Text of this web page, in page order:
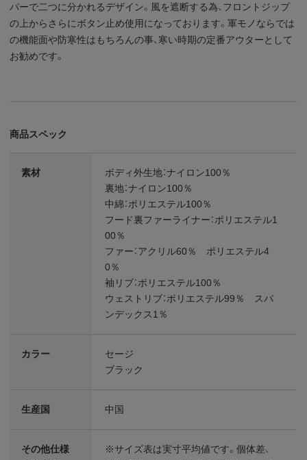
パーで二つに分かれるデザイン。風を遮断する為、フロントジップ
の上からさらにボタン止め使用になっております。軍モノならでは
の機能面や防寒性はもちろんの事、寒い時期の定番アウターとして
お勧めです。
商品スペック
素材
ボディ外生地：ナイロン100％
裏地：ナイロン100％
中綿：ポリエステル100％
フード裏ファーライナー：ポリエステル1
00％
ファー：アクリル60％ ポリエステル4
0％
袖リブ：ポリエステル100％
ウェストリブ：ポリエステル99％ スパ
ンデックス1％
カラー
セージ
ブラック
生産国 中国
その他仕様
※サイズ表は実寸平均値です。個体差、